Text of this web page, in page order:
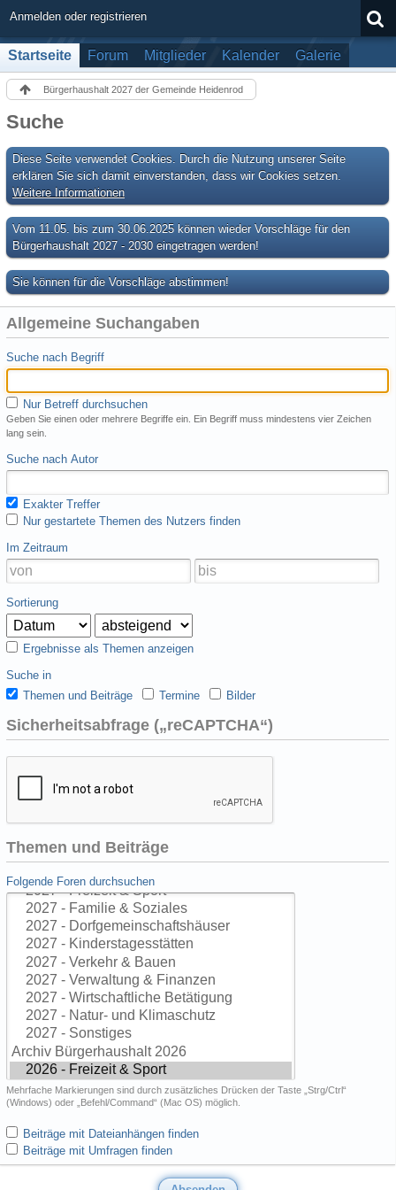
Anmelden oder registrieren
Startseite Forum Mitglieder Kalender Galerie
Bürgerhaushalt 2027 der Gemeinde Heidenrod
Suche
Diese Seite verwendet Cookies. Durch die Nutzung unserer Seite
erklären Sie sich damit einverstanden, dass wir Cookies setzen.
Weitere Informationen
Vom 11.05. bis zum 30.06.2025 können wieder Vorschläge für den
Bürgerhaushalt 2027 - 2030 eingetragen werden!
Sie können für die Vorschläge abstimmen!
Allgemeine Suchangaben
Suche nach Begriff
Nur Betreff durchsuchen
Geben Sie einen oder mehrere Begriffe ein. Ein Begriff muss mindestens vier Zeichen
lang sein.
Suche nach Autor
Exakter Treffer
Nur gestartete Themen des Nutzers finden
Im Zeitraum
Sortierung
Ergebnisse als Themen anzeigen
Suche in
Themen und Beiträge
Termine Bilder
Sicherheitsabfrage („reCAPTCHA“)
Themen und Beiträge
Folgende Foren durchsuchen
Mehrfache Markierungen sind durch zusätzliches Drücken der Taste „Strg/Ctrl“
(Windows) oder „Befehl/Command“ (Mac OS) möglich.
Beiträge mit Dateianhängen finden
Beiträge mit Umfragen finden